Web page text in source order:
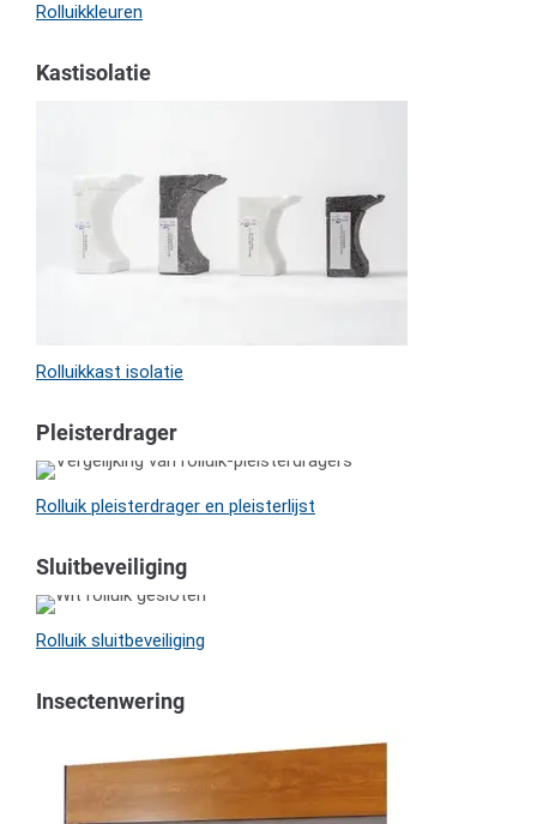
Rolluikkleuren
Kastisolatie
Rolluikkast isolatie
Pleisterdrager
Rolluik pleisterdrager en pleisterlijst
Sluitbeveiliging
Rolluik sluitbeveiliging
Insectenwering